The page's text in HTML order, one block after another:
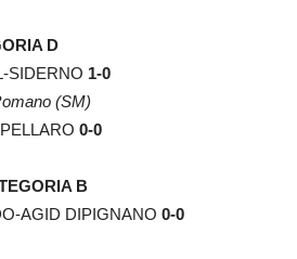
D
SIDERNO 1-0
(SM)
0-0
B
AGID DIPIGNANO 0-0